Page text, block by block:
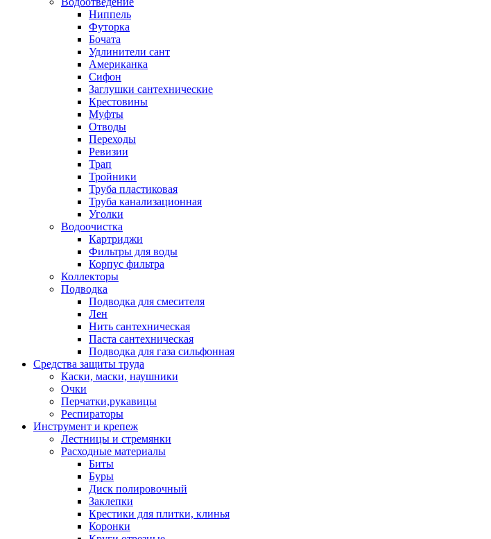
Ниппель
Футорка
Бочата
Удлинители сант
Американка
Сифон
Заглушки сантехнические
Крестовины
Муфты
Отводы
Переходы
Ревизии
Трап
Тройники
Труба пластиковая
Труба канализационная
Уголки
Водоочистка
Картриджи
Фильтры для воды
Корпус фильтра
Коллекторы
Подводка
Подводка для смесителя
Лен
Нить сантехническая
Паста сантехническая
Подводка для газа сильфонная
Средства защиты труда
Каски, маски, наушники
Очки
Перчатки,рукавицы
Респираторы
Инструмент и крепеж
Лестницы и стремянки
Расходные материалы
Биты
Буры
Диск полировочный
Заклепки
Крестики для плитки, клинья
Коронки